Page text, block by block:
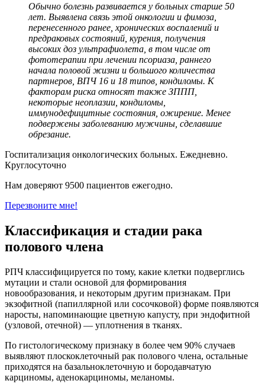
Обычно болезнь развивается у больных старше 50
лет. Выявлена связь этой онкологии и фимоза,
перенесенного ранее, хронических воспалений и
предраковых состояний, курения, получения
высоких доз ультрафиолета, в том числе от
фототерапии при лечении псориаза, раннего
начала половой жизни и большого количества
партнеров, ВПЧ 16 и 18 типов, кондиломы. К
факторам риска относят также ЗППП,
некоторые неоплазии, кондиломы,
иммунодефицитные состояния, ожирение. Менее
подвержены заболеванию мужчины, сделавшие
обрезание.
Госпитализация онкологических больных. Ежедневно.
Круглосуточно
Нам доверяют 9500 пациентов ежегодно.
Перезвоните мне!
Классификация и стадии рака
полового члена
РПЧ классифицируется по тому, какие клетки подверглись
мутации и стали основой для формирования
новообразования, и некоторым другим признакам. При
экзофитной (папиллярной или сосочковой) форме появляются
наросты, напоминающие цветную капусту, при эндофитной
(узловой, отечной) — уплотнения в тканях.
По гистологическому признаку в более чем 90% случаев
выявляют плоскоклеточный рак полового члена, остальные
приходятся на базальноклеточную и бородавчатую
карциномы, аденокарциномы, меланомы.